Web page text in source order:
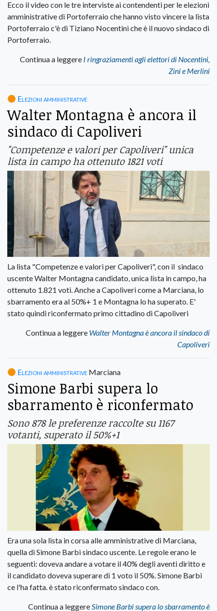
Ecco il video con le tre interviste ai contendenti per le elezioni
amministrative di Portoferraio che hanno visto vincere la lista
Portoferraio c'è di Tiziano Nocentini che è il nuovo sindaco di
Portoferraio.
Continua a leggere I ringraziamenti agli elettori di Nocentini,
Zini e Merlini
Elezioni amministrative
Walter Montagna è ancora il
sindaco di Capoliveri
"Competenze e valori per Capoliveri" unica
lista in campo ha ottenuto 1821 voti
La lista "Competenze e valori per Capoliveri", con il sindaco
uscente Walter Montagna candidato, unica lista in campo, ha
ottenuto 1.821 voti. Anche a Capoliveri come a Marciana, lo
sbarramento era al 50%+ 1 e Montagna lo ha superato. E'
stato quindi riconfermato primo cittadino di Capoliveri
Continua a leggere Walter Montagna è ancora il sindaco di
Capoliveri
Elezioni amministrative Marciana
Simone Barbi supera lo
sbarramento è riconfermato
Sono 878 le preferenze raccolte su 1167
votanti, superato il 50%+1
Era una sola lista in corsa alle amministrative di Marciana,
quella di Simone Barbi sindaco uscente. Le regole erano le
seguenti: doveva andare a votare il 40% degli aventi diritto e
il candidato doveva superare di 1 voto il 50%. Simone Barbi
ce l'ha fatta. è stato riconfermato sindaco con.
Continua a leggere Simone Barbi supera lo sbarramento è